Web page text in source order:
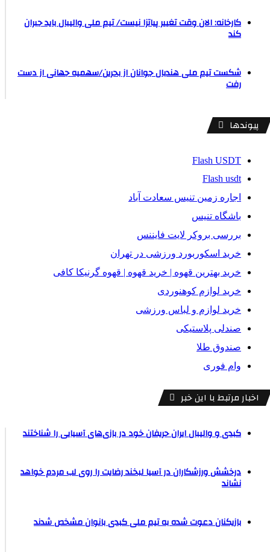
کارخانه: الان وقت تغییر پیاتزا نیست/ تیم ملی والیبال باید جبران
کند
شکست تیم ملی هندبال جوانان از بحرین/سهمیه جهانی از دست
رفت
پیوندها
Flash USDT
Flash usdt
اجاره زمین تنیس سعادت آباد
باشگاه تنیس
بررسی بروکر لایت فایننس
خرید اسکوربورد ورزشی در تهران
خرید بهترین قهوه | خرید قهوه | قهوه گرنیکا کافی
خرید لوازم کوهنوردی
خرید لوازم و لباس ورزشی
صندلی پلاستیکی
صندوق طلا
وام فوری
اخبار مرتبط با این خبر
کبدی و والیبال ایران حریفان خود در بازی‌های آسیایی را شناختند
درخشش ورزشکاران در آسیا لبخند رضایت را روی لب مردم خواهد
نشاند
بازیکنان دعوت شده به تیم ملی کبدی بانوان مشخص شدند